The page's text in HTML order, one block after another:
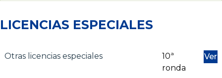
LICENCIAS ESPECIALES
Otras licencias especiales
10ª
ronda
Ver